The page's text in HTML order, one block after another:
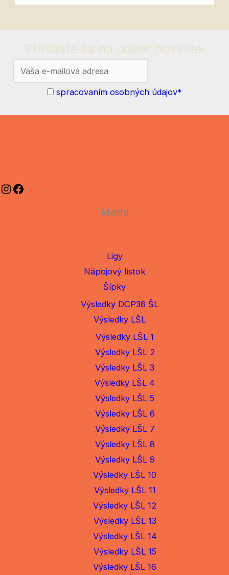
Prihláste sa na odber noviniek
spracovaním osobných údajov*
Instagram
Menu
Ligy
Nápojový lístok
Šípky
Výsledky DCP38 ŠL
Výsledky LŠL
Výsledky LŠL 1
Výsledky LŠL 2
Výsledky LŠL 3
Výsledky LŠL 4
Výsledky LŠL 5
Výsledky LŠL 6
Výsledky LŠL 7
Výsledky LŠL 8
Výsledky LŠL 9
Výsledky LŠL 10
Výsledky LŠL 11
Výsledky LŠL 12
Výsledky LŠL 13
Výsledky LŠL 14
Výsledky LŠL 15
Výsledky LŠL 16